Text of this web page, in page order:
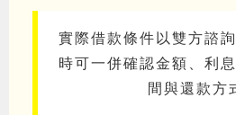
實際借款條件以雙方諮
時可一併確認金額、利
間與還款方